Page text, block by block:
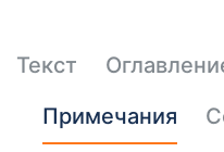
Текст
Примечания
Эти файлы cookie
необязательны.
для
функционирования